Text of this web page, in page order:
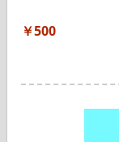
￥500